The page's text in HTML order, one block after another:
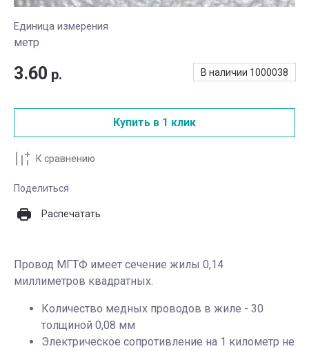
Единица измерения
метр
В наличии 1000038
3.60 р.
Купить в 1 клик
К сравнению
Поделиться
Распечатать
Провод МГТФ имеет сечение жилы 0,14
миллиметров квадратных.
Количество медных проводов в жиле - 30
толщиной 0,08 мм
Электрическое сопротивление на 1 километр не